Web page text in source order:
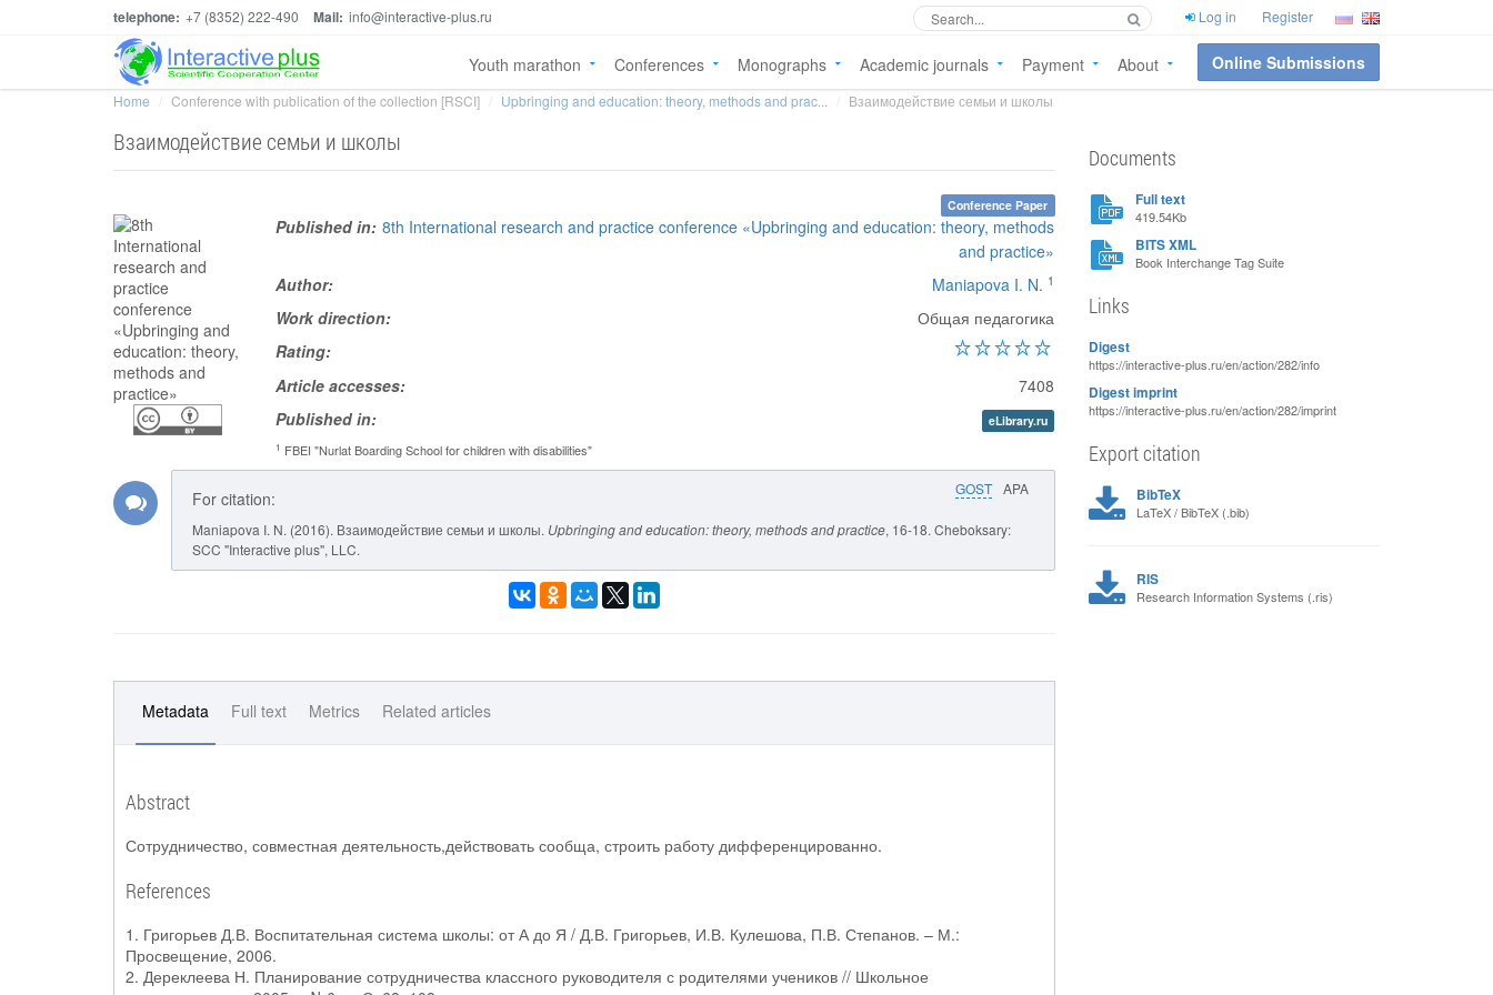
telephone: +7 (8352) 222-490 Mail: info@interactive-plus.ru Log in Register
Youth marathon Conferences Monographs Academic journals Payment About Online Submissions
Home Conference with publication of the collection [RSCI] Upbringing and education: theory, methods and prac... Взаимодействие семьи и школы
Взаимодействие семьи и школы
Conference Paper
Published in: 8th International research and practice conference «Upbringing and education: theory, methods
and practice»
Author:
Maniapova I. N. 1
Work direction:
Общая педагогика
Rating:
Article accesses:
7408
Published in:
eLibrary.ru
1 FBEI "Nurlat Boarding School for children with disabilities"
GOST APA
For citation:
Maniapova I. N. (2016). Взаимодействие семьи и школы. Upbringing and education: theory, methods and practice, 16-18. Cheboksary:
SCC "Interactive plus", LLC.
Metadata Full text Metrics Related articles
Abstract
Сотрудничество, совместная деятельность,действовать сообща, строить работу дифференцированно.
References
1. Григорьев Д.В. Воспитательная система школы: от А до Я / Д.В. Григорьев, И.В. Кулешова, П.В. Степанов. – М.:
Просвещение, 2006.
2. Дереклеева Н. Планирование сотрудничества классного руководителя с родителями учеников // Школьное
Documents
Full text
419.54Kb
BITS XML
Book Interchange Tag Suite
Links
Digest
https://interactive-plus.ru/en/action/282/info
Digest imprint
https://interactive-plus.ru/en/action/282/imprint
Export citation
BibTeX
LaTeX / BibTeX (.bib)
RIS
Research Information Systems (.ris)